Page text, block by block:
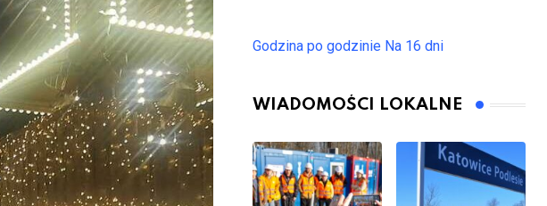
Godzina po godzinie Na 16 dni
WIADOMOŚCI LOKALNE